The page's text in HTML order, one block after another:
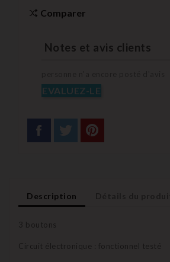
Comparer
Notes et avis clients
EVALUEZ-LE
Description
3 boutons
Circuit électronique : fonctionnel testé